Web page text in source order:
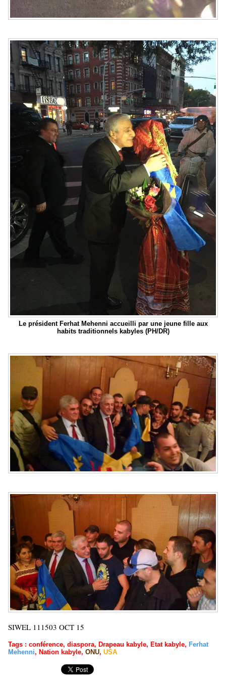
Le président Ferhat Mehenni accueilli par une jeune fille aux
habits traditionnels kabyles (PH/DR)
SIWEL 111503 OCT 15
Tags : conférence, diaspora, Drapeau kabyle, Etat kabyle, Ferhat
Mehenni, Nation kabyle, ONU, USA